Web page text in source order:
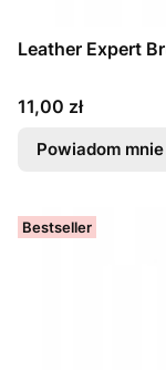
Leather Expert
Cena
11,00 zł
Powiadom
Bestseller